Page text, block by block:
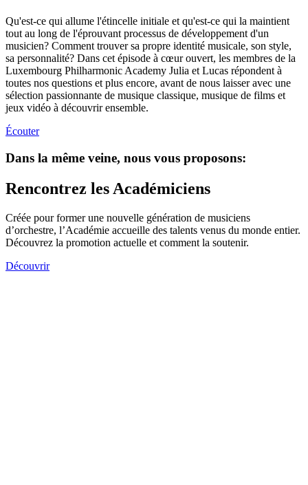
Qu'est-ce qui allume l'étincelle initiale et qu'est-ce qui la maintient
tout au long de l'éprouvant processus de développement d'un
musicien? Comment trouver sa propre identité musicale, son style,
sa personnalité? Dans cet épisode à cœur ouvert, les membres de la
Luxembourg Philharmonic Academy Julia et Lucas répondent à
toutes nos questions et plus encore, avant de nous laisser avec une
sélection passionnante de musique classique, musique de films et
jeux vidéo à découvrir ensemble.
Écouter
Dans la même veine, nous vous proposons:
Rencontrez les Académiciens
Créée pour former une nouvelle génération de musiciens
d’orchestre, l’Académie accueille des talents venus du monde entier.
Découvrez la promotion actuelle et comment la soutenir.
Découvrir